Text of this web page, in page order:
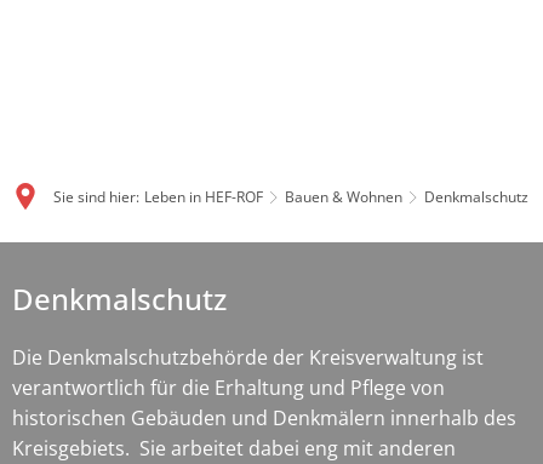
Sie sind hier: Leben in HEF-ROF Bauen & Wohnen Denkmalschutz
Denkmalschutz
Die Denkmalschutzbehörde der Kreisverwaltung ist
verantwortlich für die Erhaltung und Pflege von
historischen Gebäuden und Denkmälern innerhalb des
Kreisgebiets. Sie arbeitet dabei eng mit anderen